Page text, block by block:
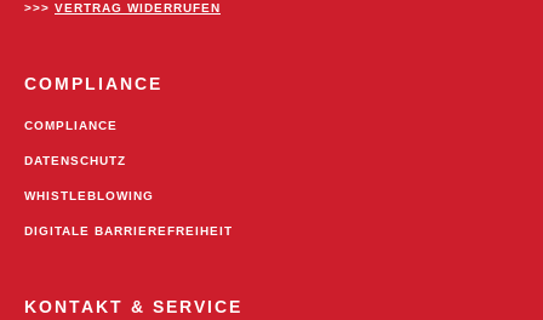
>>> VERTRAG WIDERRUFEN
COMPLIANCE
COMPLIANCE
DATENSCHUTZ
WHISTLEBLOWING
DIGITALE BARRIEREFREIHEIT
KONTAKT & SERVICE